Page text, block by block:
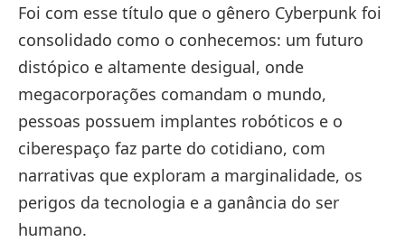
Foi com esse título que o gênero Cyberpunk foi
consolidado como o conhecemos: um futuro
distópico e altamente desigual, onde
megacorporações comandam o mundo,
pessoas possuem implantes robóticos e o
ciberespaço faz parte do cotidiano, com
narrativas que exploram a marginalidade, os
perigos da tecnologia e a ganância do ser
humano.